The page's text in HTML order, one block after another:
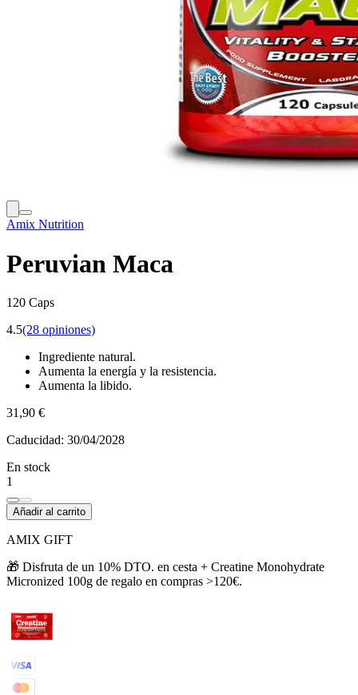
Amix Nutrition
Peruvian Maca
120 Caps
4.5(28 opiniones)
Ingrediente natural.
Aumenta la energía y la resistencia.
Aumenta la libido.
31,90 €
Caducidad: 30/04/2028
En stock
1
Añadir al carrito
AMIX GIFT
🎁 Disfruta de un 10% DTO. en cesta + Creatine Monohydrate
Micronized 100g de regalo en compras >120€.